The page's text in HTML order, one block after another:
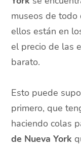
museos de todo
ellos están en
el precio de las
barato.
Esto puede
primero, que
haciendo colas
de Nueva York